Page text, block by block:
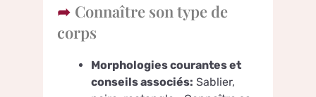
Connaître son type de
corps
Morphologies courantes et
conseils associés: Sablier,